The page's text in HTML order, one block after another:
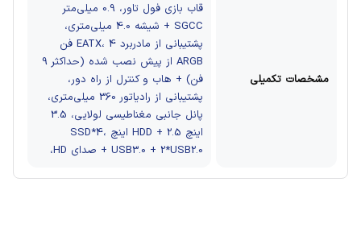
مشخصات تکمیلی
قاب بازی فول تاور، 0.9 میلی‌متر
SGCC + شیشه 4.0 میلی‌متری،
پشتیبانی از مادربرد EATX، 4 فن
ARGB از پیش نصب شده (حداکثر 9
فن) + هاب و کنترل از راه دور،
پشتیبانی از رادیاتور 360 میلی‌متری،
پانل جانبی مغناطیسی لولایی، 3.5
اینچ HDD + 2.5 اینچ SSD*4،
USB3.0 + 2*USB2.0 + صدای HD،